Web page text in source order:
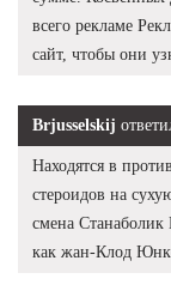
всего рекламе
сайт, чтобы они
Brjusselskij
Находятся в
стероидов на
смена Станаболик
как жан-Клод